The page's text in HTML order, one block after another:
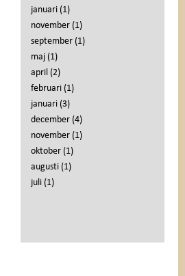
januari (1)
november (1)
september (1)
maj (1)
april (2)
februari (1)
januari (3)
december (4)
november (1)
oktober (1)
augusti (1)
juli (1)